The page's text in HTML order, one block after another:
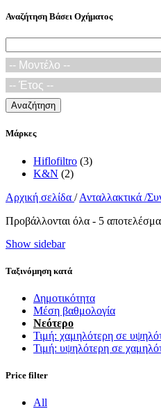
Αναζήτηση Βάσει Οχήματος
Αναζήτηση
Μάρκες
Hiflofiltro (3)
K&N (2)
Αρχική σελίδα / Ανταλλακτικά /
Προβάλλονται όλα - 5
Show sidebar
Ταξινόμηση κατά
Δημοτικότητα
Μέση βαθμολογία
Νεότερο
Τιμή: χαμηλότερη σε
Τιμή: υψηλότερη σε
Price filter
All